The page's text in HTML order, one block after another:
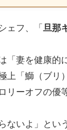
ェフ、「 旦那
「妻を健康的
上「鰤（ブリ
リーオフの優
らないよ」と